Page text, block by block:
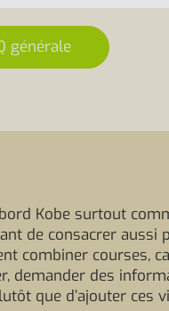
générale
Kobe surtout
de consacrer
combiner courses,
demander des
que d’ajouter ces